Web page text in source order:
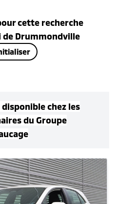
cette recherche
Drummondville
disponible chez les
du Groupe